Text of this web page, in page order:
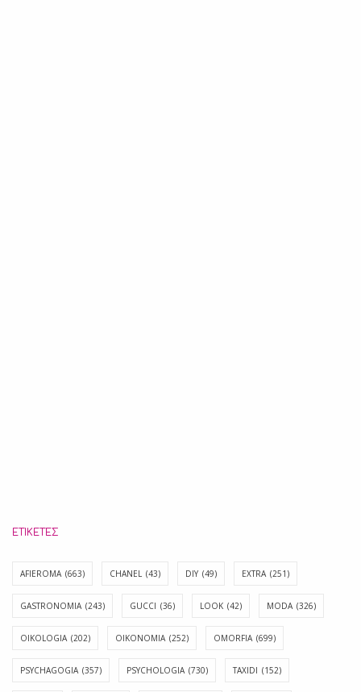
ΕΤΙΚΈΤΕΣ
AFIEROMA (663) CHANEL (43) DIY (49) EXTRA (251)
GASTRONOMIA (243) GUCCI (36) LOOK (42) MODA (326)
OIKOLOGIA (202) OIKONOMIA (252) OMORFIA (699)
PSYCHAGOGIA (357) PSYCHOLOGIA (730) TAXIDI (152)